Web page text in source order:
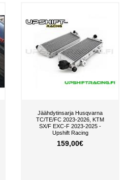
Jäähdytinsarja Husqvarna
TC/TE/FC 2023-2026, KTM
SX/F EXC-F 2023-2025 -
Upshift Racing
159,00€